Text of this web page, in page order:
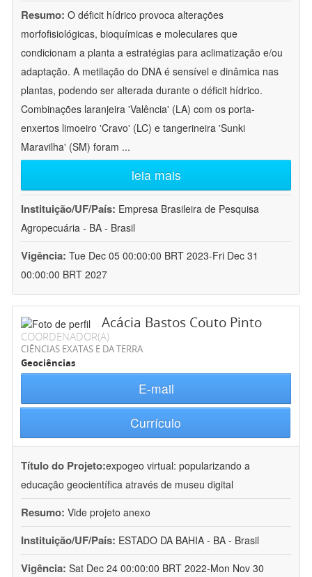
Resumo: O déficit hídrico provoca alterações
morfofisiológicas, bioquímicas e moleculares que
condicionam a planta a estratégias para aclimatização e/ou
adaptação. A metilação do DNA é sensível e dinâmica nas
plantas, podendo ser alterada durante o déficit hídrico.
Combinações laranjeira 'Valência' (LA) com os porta-
enxertos limoeiro 'Cravo' (LC) e tangerineira 'Sunki
Maravilha' (SM) foram ...
leia mais
Instituição/UF/País: Empresa Brasileira de Pesquisa
Agropecuária - BA - Brasil
Vigência: Tue Dec 05 00:00:00 BRT 2023-Fri Dec 31
00:00:00 BRT 2027
Acácia Bastos Couto Pinto
COORDENADOR(A)
CIÊNCIAS EXATAS E DA TERRA
Geociências
E-mail
Currículo
Título do Projeto:expogeo virtual: popularizando a
educação geocientífica através de museu digital
Resumo: Vide projeto anexo
Instituição/UF/País: ESTADO DA BAHIA - BA - Brasil
Vigência: Sat Dec 24 00:00:00 BRT 2022-Mon Nov 30